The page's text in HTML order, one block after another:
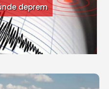
deprem